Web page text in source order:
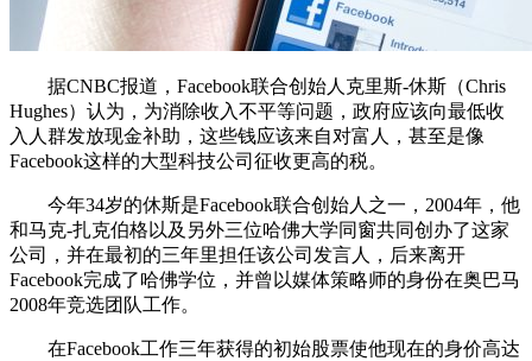
据CNBC报道，Facebook联合创始人克里斯-休斯（Chris
Hughes）认为，为消除收入不平等问题，政府应该向最低收
入人群发放现金补助，这些钱应该来自对富人，甚至是像
Facebook这样的大型科技公司征收更高的税。
今年34岁的休斯是Facebook联合创始人之一，2004年，他
和马克-扎克伯格以及另外三位哈佛大学同窗共同创办了这家
公司，并在最初的三年里担任该公司发言人，后来离开
Facebook完成了哈佛学位，并曾以媒体策略师的身份在奥巴马
2008年竞选团队工作。
在Facebook工作三年获得的初始股票使他现在的身价高达